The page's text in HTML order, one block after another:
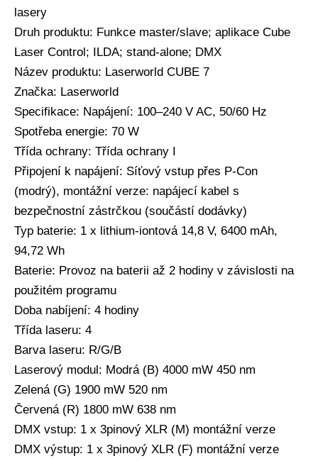
lasery
Druh produktu: Funkce master/slave; aplikace Cube
Laser Control; ILDA; stand-alone; DMX
Název produktu: Laserworld CUBE 7
Značka: Laserworld
Specifikace: Napájení: 100–240 V AC, 50/60 Hz
Spotřeba energie: 70 W
Třída ochrany: Třída ochrany I
Připojení k napájení: Síťový vstup přes P-Con
(modrý), montážní verze: napájecí kabel s
bezpečnostní zástrčkou (součástí dodávky)
Typ baterie: 1 x lithium-iontová 14,8 V, 6400 mAh,
94,72 Wh
Baterie: Provoz na baterii až 2 hodiny v závislosti na
použitém programu
Doba nabíjení: 4 hodiny
Třída laseru: 4
Barva laseru: R/G/B
Laserový modul: Modrá (B) 4000 mW 450 nm
Zelená (G) 1900 mW 520 nm
Červená (R) 1800 mW 638 nm
DMX vstup: 1 x 3pinový XLR (M) montážní verze
DMX výstup: 1 x 3pinový XLR (F) montážní verze